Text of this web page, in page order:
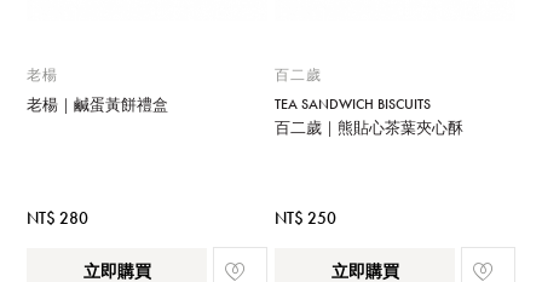
老楊
老楊｜鹹蛋黃餅禮盒
NT$ 280
立即購買
百二歲
TEA SANDWICH BISCUITS
百二歲｜熊貼心茶葉夾心酥
NT$ 250
立即購買